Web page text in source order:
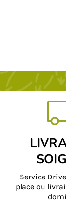
Service
place ou